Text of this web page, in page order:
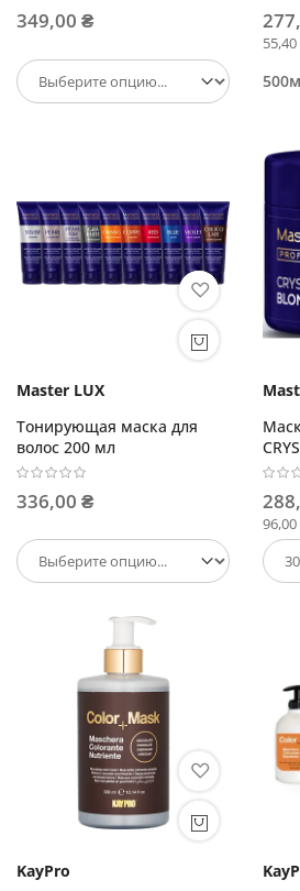
349,00 ₴
Master LUX
Тонирующая маска для
волос 200 мл
336,00 ₴
KayPro